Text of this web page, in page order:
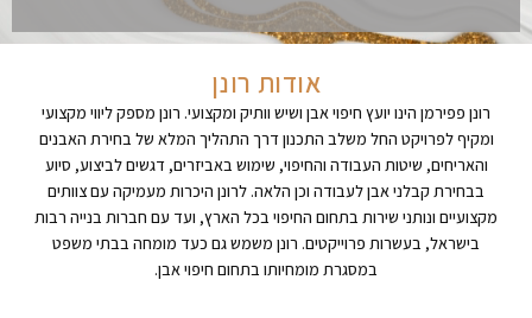
אודות רונן
רונן פפירמן הינו יועץ חיפוי אבן ושיש וותיק ומקצועי. רונן מספק ליווי מקצועי
ומקיף לפרויקט החל משלב התכנון דרך התהליך המלא של בחירת האבנים
והאריחים, שיטות העבודה והחיפוי, שימוש באביזרים, דגשים לביצוע, סיוע
בבחירת קבלני אבן לעבודה וכן הלאה. לרונן היכרות מעמיקה עם צוותים
מקצועיים ונותני שירות בתחום החיפוי בכל הארץ, ועד עם חברות בנייה רבות
בישראל, בעשרות פרוייקטים. רונן משמש גם כעד מומחה בבתי משפט
במסגרת מומחיותו בתחום חיפוי אבן.